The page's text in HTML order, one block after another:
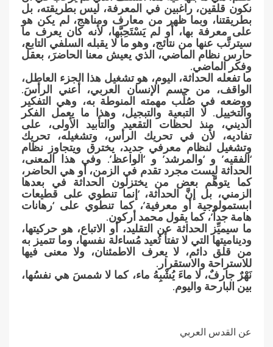
نكون قلقين، راغبين في المعرفة، ليس بطريقته، بل
بطريقتنا، وبما ظهر من معارف ومناهج، لم يكن هو
على معرفة بها، أو لم يَسْتَحِبَّها، لأنه كان يعرف ما
سيترتَّب عنها من نتائج، وهو ما لا يقبله السلفي التابع،
حارس نظام الماضي، الذي يعيش معنا الحاضرَ، بعقل
وفكر الماضي.
ما تفعله الحداثة، اليوم، هو تشغيل هذا الجزء العاطل،
الواقف، من جسم الإنسان العربي، أعني الرأسَ.
ووضعه في صُلْب مهمته المنوطة به، وهي التفكير
والتخييل. لا التبعية والتبجيل، وهذا ما يعمل الفكر
الديني، منذ لحظات التقعيد والتأبيد الأولى، على
تفاديه، لأن في تحريك الرأس، وتشغيله، تحريك
وتشغيل لنظام معرفي جديد، يخترق ويتجاوز نظام
‘الفقيه’ و ‘والمرشد’ و ‘الواعظ’. وفي هذا المعنى،
الحداثة ليست مجرد تقدم في الزمن، أو هي الحاضر،
كما يتوهَّم بعض من يختزلون الحداثة في بعدها
الزمني، بل إنَّ الحداثة، ‘إنما تنطوي على قطيعات
ابستمولوجية أو معرفية’، كما تنطوي على ‘رهانات
هامة جداً’، كما يقول محمد أركون.
ما سيميِّز الحداثة عن التقليد، أو الاتباع، هو حركيتها،
وديناميتها التي لا تفتأ تُعيد مُساءلة نفسها، وما تتميز به
من قلق دائم، لا يعرف الاطمئنان، ولا معنى فيها
للاستراحة والاستقرار.
نَهْرٌ جارفٌ، لا ماءَ يُشْبِهُ ماء، كما لا شمسَ هي نفسُها،
بين البارحة واليوم.
عن القدس العربي